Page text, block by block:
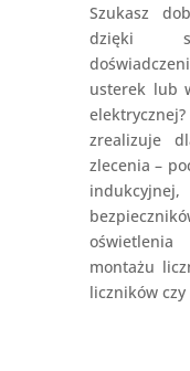
Szukasz
dzięki
usterek lub
zrealizuje
zlecenia –
montażu
liczników